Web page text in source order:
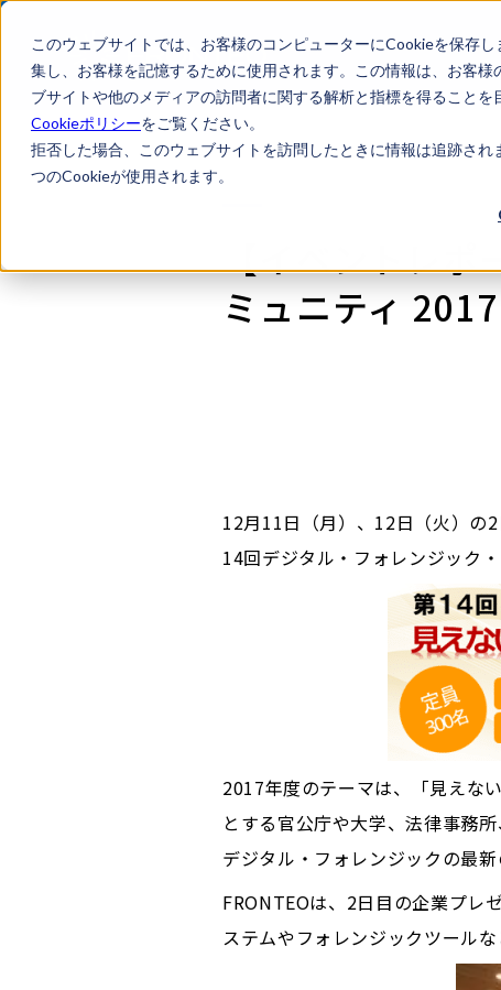
このウェブサイトでは、お客様のコンピューターにCookieを保存
集し、お客様を記憶するために使用されます。この情報は、お客
ブサイトや他のメディアの訪問者に関する解析と指標を得ること
Cookieポリシーをご覧ください。
拒否した場合、このウェブサイトを訪問したときに情報は追跡さ
つのCookieが使用されます。
【イベントレポ
ミュニティ
12月11日（月）、12日（火）の
14回デジタル・フォレンジック
2017年度のテーマは、「見えな
とする官公庁や大学、法律事務
デジタル・フォレンジックの最
FRONTEOは、2日目の企業プレ
ステムやフォレンジックツール